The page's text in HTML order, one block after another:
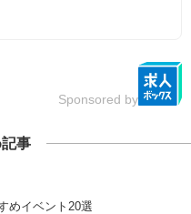
Sponsored by
事
めイベント20選